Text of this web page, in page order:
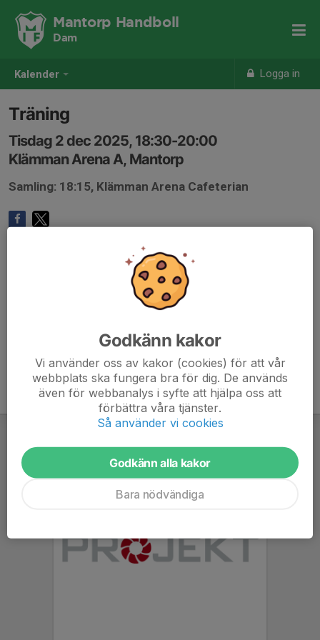
Kalender Logga in
Mantorp Handboll
Dam
Träning
Tisdag 2 dec 2025, 18:30-20:00
Klämman Arena A, Mantorp
Samling: 18:15, Klämman Arena Cafeterian
Godkänn kakor
Vi använder oss av kakor (cookies) för att vår
webbplats ska fungera bra för dig. De används
även för webbanalys i syfte att hjälpa oss att
förbättra våra tjänster.
Så använder vi cookies
Godkänn alla kakor
Bara nödvändiga